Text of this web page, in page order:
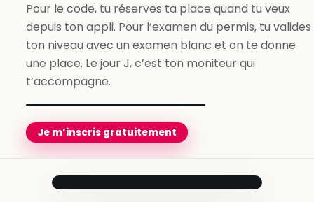
Je m’inscris gratuitement
Pour le code, tu réserves ta place quand tu veux
depuis ton appli. Pour l’examen du permis, tu valides
ton niveau avec un examen blanc et on te donne
une place. Le jour J, c’est ton moniteur qui
t’accompagne.
Je m’inscris gratuitement